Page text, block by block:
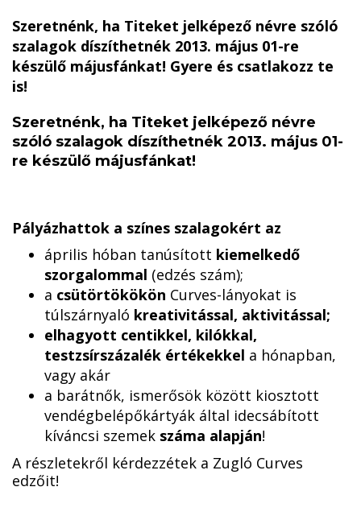
Szeretnénk, ha Titeket jelképező névre szóló
szalagok díszíthetnék 2013. május 01-re
készülő májusfánkat! Gyere és csatlakozz te
is!
Szeretnénk, ha Titeket jelképező névre
szóló szalagok díszíthetnék 2013. május 01-
re készülő májusfánkat!
Pályázhattok a színes szalagokért az
április hóban tanúsított kiemelkedő
szorgalommal (edzés szám);
a csütörtökökön Curves-lányokat is
túlszárnyaló kreativitással, aktivitással;
elhagyott centikkel, kilókkal,
testzsírszázalék értékekkel a hónapban,
vagy akár
a barátnők, ismerősök között kiosztott
vendégbelépőkártyák által idecsábított
kíváncsi szemek száma alapján!
A részletekről kérdezzétek a Zugló Curves
edzőit!